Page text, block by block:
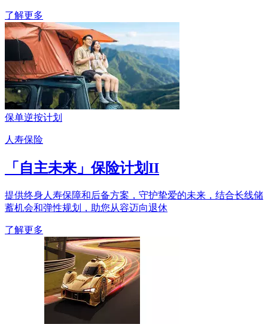
了解更多
保单逆按计划
人寿保险
「自主未来」保险计划II
提供终身人寿保障和后备方案，守护挚爱的未来，结合长线储
蓄机会和弹性规划，助您从容迈向退休
了解更多